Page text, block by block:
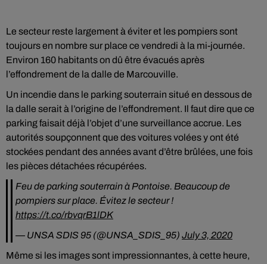
Le secteur reste largement à éviter et les pompiers sont
toujours en nombre sur place ce vendredi à la mi-journée.
Environ 160 habitants on dû être évacués après
l’effondrement de la dalle de Marcouville.
Un incendie dans le parking souterrain situé en dessous de
la dalle serait à l’origine de l’effondrement. Il faut dire que ce
parking faisait déjà l’objet d’une surveillance accrue. Les
autorités soupçonnent que des voitures volées y ont été
stockées pendant des années avant d’être brûlées, une fois
les pièces détachées récupérées.
Feu de parking souterrain à Pontoise. Beaucoup de
pompiers sur place. Évitez le secteur !
https://t.co/rbvqrB1lDK
— UNSA SDIS 95 (@UNSA_SDIS_95) July 3, 2020
Même si les images sont impressionnantes, à cette heure,